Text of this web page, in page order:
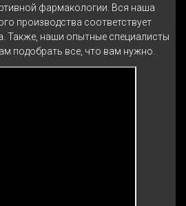
фармакологии. Вся наша
производства соответствует
Также, наши опытные специалисты
подобрать все, что вам нужно.